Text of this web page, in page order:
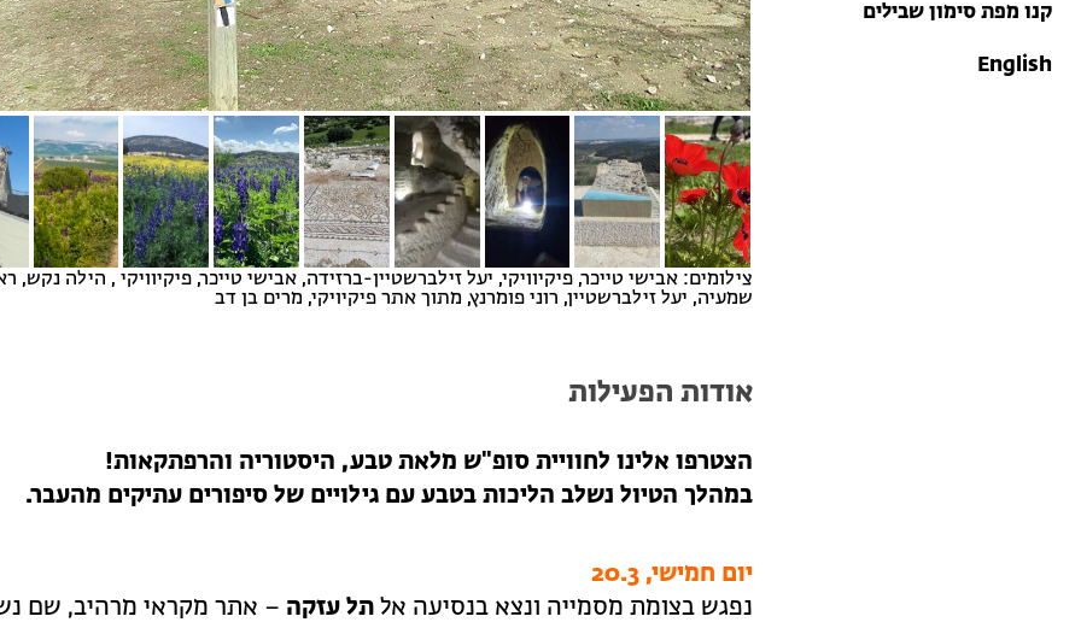
קנו מפת סימון שבילים
English
צילומים: אבישי טייכר, פיקיוויקי, יעל זילברשטיין-ברזידה, אבישי טייכר, פיקיוויקי , הילה נקש,
שמעיה, יעל זילברשטיין, רוני פומרנץ, מתוך אתר פיקיויקי, מרים בן דב
אודות הפעילות
הצטרפו אלינו לחוויית סופ"ש מלאת טבע, היסטוריה והרפתקאות!
במהלך הטיול נשלב הליכות בטבע עם גילויים של סיפורים עתיקים מהעבר.
יום חמישי, 20.3
נפגש בצומת מסמייה ונצא בנסיעה אל תל עזקה – אתר מקראי מרהיב, שם